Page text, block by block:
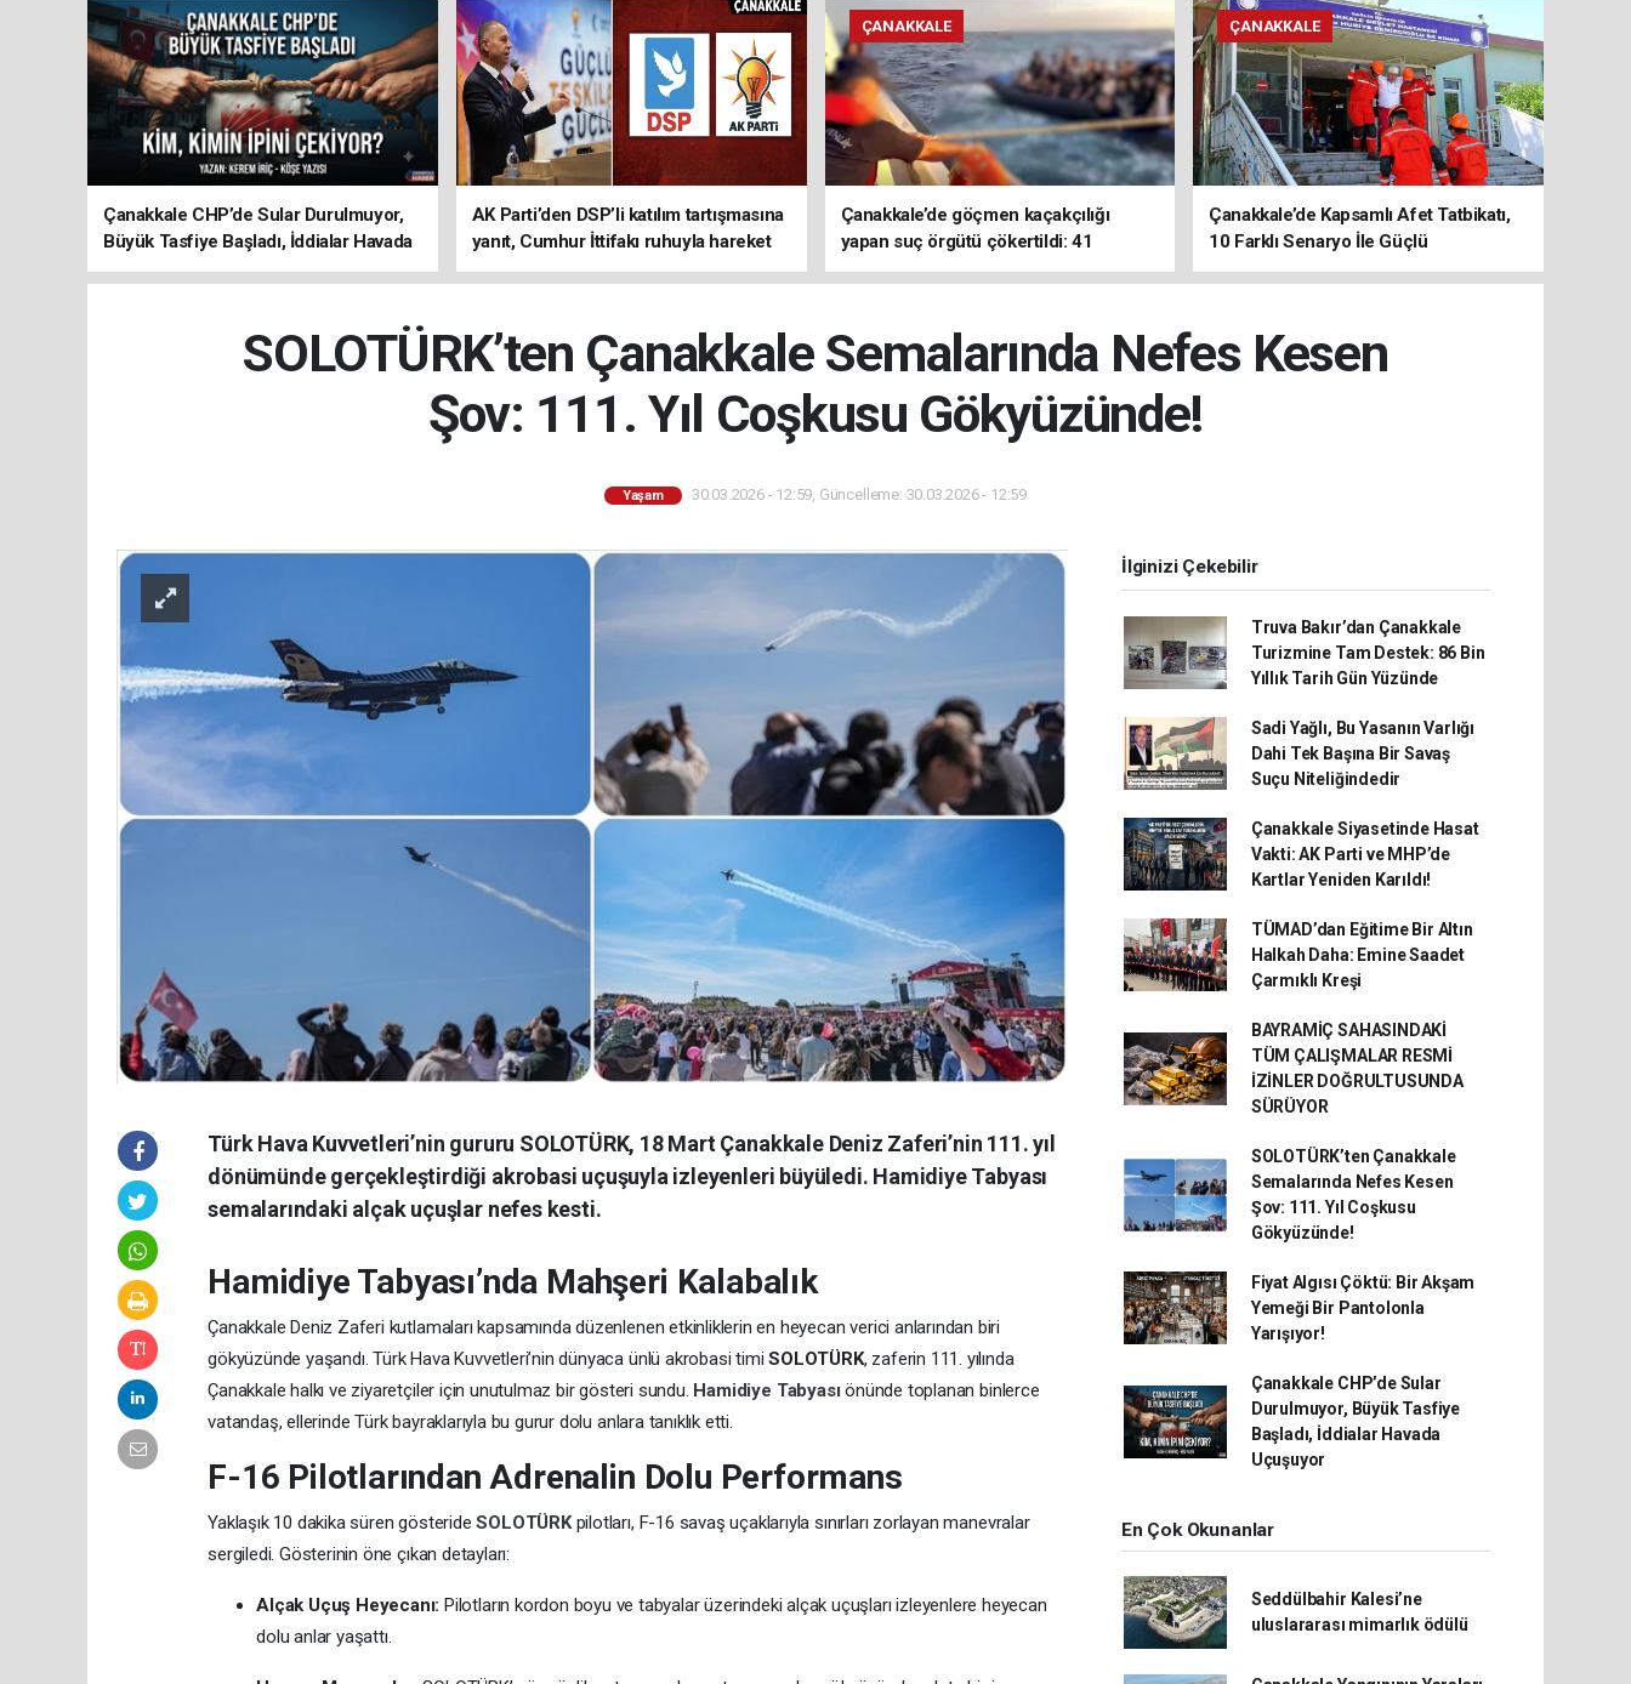
Çanakkale CHP’de Sular Durulmuyor,
Büyük Tasfiye Başladı, İddialar Havada
Uçuşuyor
AK Parti’den DSP’li katılım tartışmasına
yanıt, Cumhur İttifakı ruhuyla hareket
ediyoruz
ÇANAKKALE
Çanakkale’de göçmen kaçakçılığı
yapan suç örgütü çökertildi: 41
tutuklama
ÇANAKKALE
Çanakkale’de Kapsamlı Afet Tatbikatı,
10 Farklı Senaryo İle Güçlü
Koordinasyon
SOLOTÜRK’ten Çanakkale Semalarında Nefes Kesen
Şov: 111. Yıl Coşkusu Gökyüzünde!
Yaşam 30.03.2026 - 12:59, Güncelleme: 30.03.2026 - 12:59
Türk Hava Kuvvetleri’nin gururu SOLOTÜRK, 18 Mart Çanakkale Deniz Zaferi’nin 111. yıl
dönümünde gerçekleştirdiği akrobasi uçuşuyla izleyenleri büyüledi. Hamidiye Tabyası
semalarındaki alçak uçuşlar nefes kesti.
Hamidiye Tabyası’nda Mahşeri Kalabalık
Çanakkale Deniz Zaferi kutlamaları kapsamında düzenlenen etkinliklerin en heyecan verici anlarından biri
gökyüzünde yaşandı. Türk Hava Kuvvetleri’nin dünyaca ünlü akrobasi timiSOLOTÜRK, zaferin 111. yılında
Çanakkale halkı ve ziyaretçiler için unutulmaz bir gösteri sundu. Hamidiye Tabyasıönünde toplanan binlerce
vatandaş, ellerinde Türk bayraklarıyla bu gurur dolu anlara tanıklık etti.
F-16 Pilotlarından Adrenalin Dolu Performans
Yaklaşık 10 dakika süren gösterideSOLOTÜRKpilotları, F-16 savaş uçaklarıyla sınırları zorlayan manevralar
sergiledi. Gösterinin öne çıkan detayları:
Alçak Uçuş Heyecanı: Pilotların kordon boyu ve tabyalar üzerindeki alçak uçuşları izleyenlere heyecan
dolu anlar yaşattı.
İlginizi Çekebilir
Truva Bakır’dan Çanakkale
Turizmine Tam Destek: 86 Bin
Yıllık Tarih Gün Yüzünde
Sadi Yağlı, Bu Yasanın Varlığı
Dahi Tek Başına Bir Savaş
Suçu Niteliğindedir
Çanakkale Siyasetinde Hasat
Vakti: AK Parti ve MHP’de
Kartlar Yeniden Karıldı!
TÜMAD’dan Eğitime Bir Altın
Halkah Daha: Emine Saadet
Çarmıklı Kreşi
BAYRAMİÇ SAHASINDAKİ
TÜM ÇALIŞMALAR RESMİ
İZİNLER DOĞRULTUSUNDA
SÜRÜYOR
SOLOTÜRK’ten Çanakkale
Semalarında Nefes Kesen
Şov: 111. Yıl Coşkusu
Gökyüzünde!
Fiyat Algısı Çöktü: Bir Akşam
Yemeği Bir Pantolonla
Yarışıyor!
Çanakkale CHP’de Sular
Durulmuyor, Büyük Tasfiye
Başladı, İddialar Havada
Uçuşuyor
En Çok Okunanlar
Seddülbahir Kalesi’ne
uluslararası mimarlık ödülü